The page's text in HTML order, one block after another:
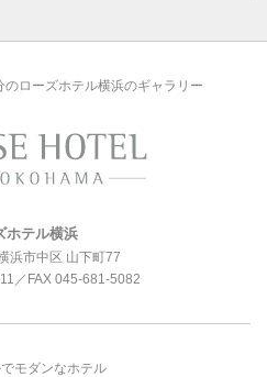
ローズホテル横浜のギャラリー
ホテル横浜
浜市中区 山下町77
／FAX 045-681-5082
モダンなホテル